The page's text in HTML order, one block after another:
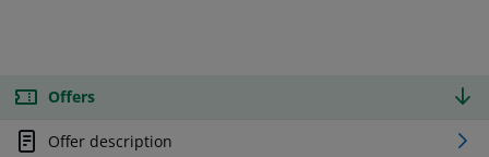
Offers
Offer description